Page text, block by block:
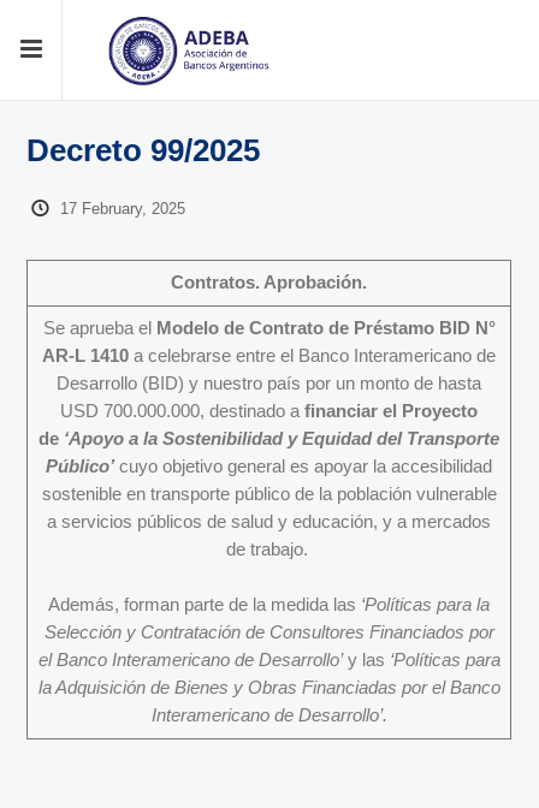
Decreto 99/2025
17 February, 2025
Contratos. Aprobación.
Se aprueba el
Modelo de Contrato de Préstamo BID N°
AR-L 1410 a celebrarse entre el Banco Interamericano de
Desarrollo (BID) y nuestro país por un monto de hasta
USD 700.000.000, destinado afinanciar el Proyecto
de ‘Apoyo a la Sostenibilidad y Equidad del Transporte
Público’cuyo objetivo general es apoyar la accesibilidad
sostenible en transporte público de la población vulnerable
a servicios públicos de salud y educación, y a mercados
de trabajo.
Además, forman parte de la medida las ‘Políticas para la
Selección y Contratación de Consultores Financiados por
el Banco Interamericano de Desarrollo’y las ‘Políticas para
la Adquisición de Bienes y Obras Financiadas por el Banco
Interamericano de Desarrollo’.